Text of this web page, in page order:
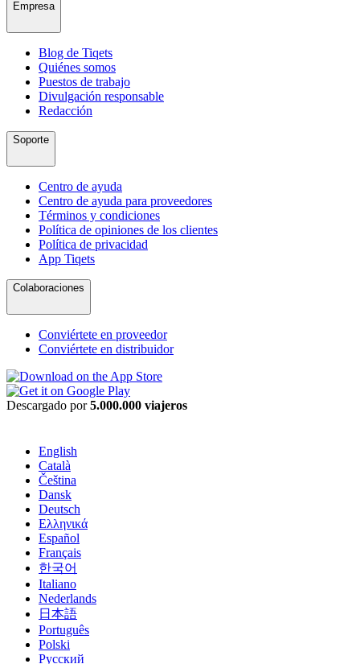
Empresa
Blog de Tiqets
Quiénes somos
Puestos de trabajo
Divulgación responsable
Redacción
Soporte
Centro de ayuda
Centro de ayuda para proveedores
Términos y condiciones
Política de opiniones de los clientes
Política de privacidad
App Tiqets
Colaboraciones
Conviértete en proveedor
Conviértete en distribuidor
Descargado por5.000.000 viajeros
English
Català
Čeština
Dansk
Deutsch
Ελληνικά
Español
Français
한국어
Italiano
Nederlands
日本語
Português
Polski
Русский